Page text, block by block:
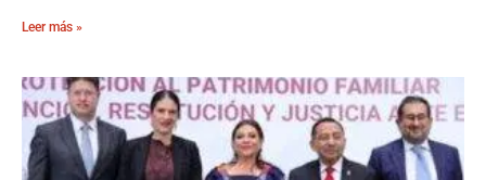
Leer más »